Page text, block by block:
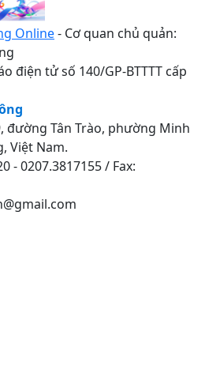
Online- Cơ quan chủ quản:
điện tử số 140/GP-BTTTT cấp
đường Tân Trào, phường Minh
Việt Nam.
- 0207.3817155 / Fax: